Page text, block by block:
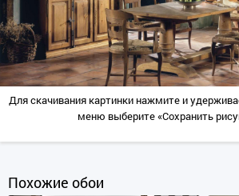
Для скачивания картинки нажмите и
меню выберите «Сохранить
Похожие обои